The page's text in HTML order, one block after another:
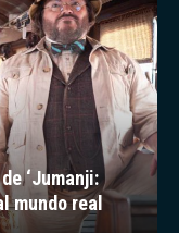
‘Jumanji:
mundo real